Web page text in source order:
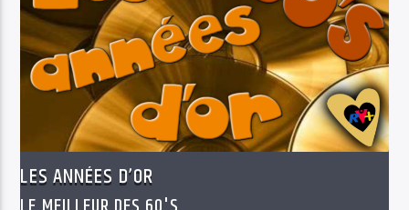
LES ANNÉES D’OR